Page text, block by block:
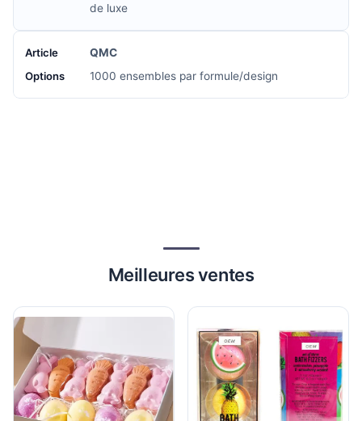
de luxe
QMC
1000 ensembles par formule/design
Meilleures ventes